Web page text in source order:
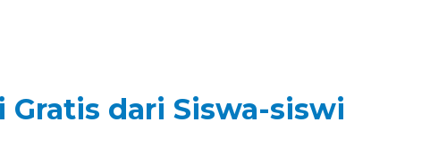
dari Siswa-siswi